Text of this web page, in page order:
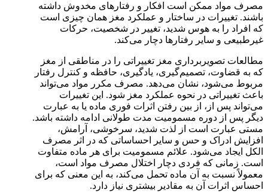
مصرف مواد ممکن است افکار و رفتارهای مخدوش داشته
باشند. تغییرات در ساختار و عملکرد مغز همان چیزی است
که افراد را به هوس شدید، تغییر در شخصیت، حرکات
غیرطبیعی و سایر رفتارها دچار می‌کند.
مطالعات تصویربرداری مغز تغییراتی را در مناطقی از مغز
که به قضاوت، تصمیم‌گیری، یادگیری، حافظه و کنترل رفتار
مربوط می‌شود، نشان می‌دهد. مصرف مکرر مواد می‌تواند
باعث تغییراتی در نحوه عملکرد مغز شود. این تغییرات
می‌تواند پس از، از بین رفتن اثرات فوری ماده یا به عبارت
دیگر پس از دوره مسمومیت مدت طولانی ادامه داشته باشد.
مستی عبارت است از لذت شدید، سرخوشی، آرامش،
افزایش ادراک و حس و سایر احساساتی که در اثر مصرف
الکل ایجاد می‌شود. علائم مسمومیت برای هر ماده متفاوت
است. زمانی که فردی دچار اختلال مصرف مواد است،
معمولاً نسبت به آن ماده تحمل می‌کند، به این معنی که برای
احساس اثرات آن به مقادیر بیشتری نیاز دارد.